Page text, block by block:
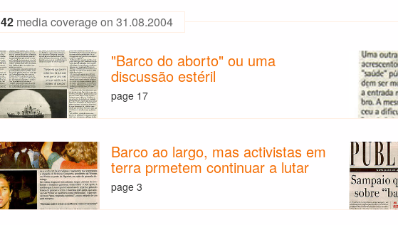
42 media coverage on 31.08.2004
"Barco do aborto" ou uma
discussão estéril
page 17
Barco ao largo, mas activistas em
terra prmetem continuar a lutar
page 3